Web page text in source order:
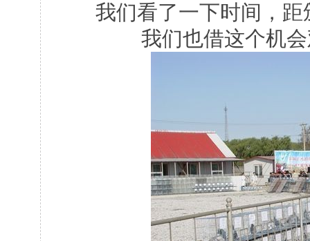
我们看了一下时间，距
我们也借这个机